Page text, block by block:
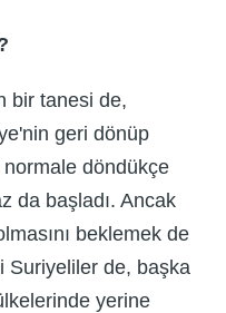
bir tanesi de,
geri dönüp
döndükçe
da başladı. Ancak
beklemek de
Suriyeliler de, başka
yerine